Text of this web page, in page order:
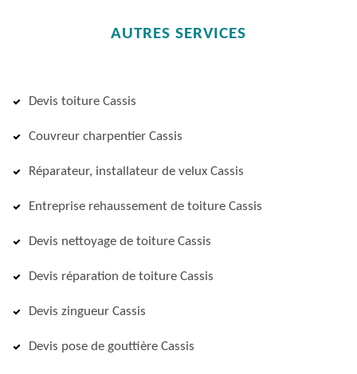
AUTRES SERVICES
Devis toiture Cassis
Couvreur charpentier Cassis
Réparateur, installateur de velux Cassis
Entreprise rehaussement de toiture Cassis
Devis nettoyage de toiture Cassis
Devis réparation de toiture Cassis
Devis zingueur Cassis
Devis pose de gouttière Cassis